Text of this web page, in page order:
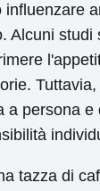
influenzare
Alcuni studi
a persona e
tazza di